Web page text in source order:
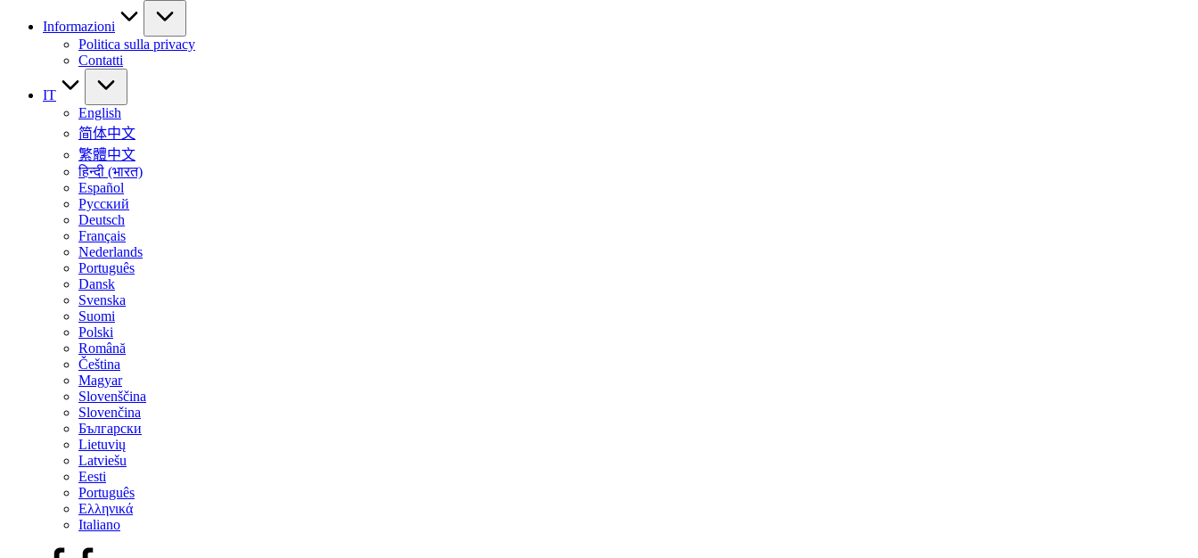
Informazioni
Politica sulla privacy
Contatti
IT
English
简体中文
繁體中文
हिन्दी (भारत)
Español
Русский
Deutsch
Français
Nederlands
Português
Dansk
Svenska
Suomi
Polski
Română
Čeština
Magyar
Slovenščina
Slovenčina
Български
Lietuvių
Latviešu
Eesti
Português
Ελληνικά
Italiano
Facebook